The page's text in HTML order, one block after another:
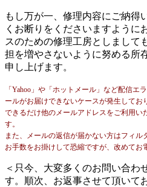
もし万が一、修理内容にご納得
くお断りをくださいますように
スのための修理工房としまして
担を増やさないように努める所
申し上げます。
「Yahoo」や「ホットメール」など配信エ
ールがお届けできないケースが発生してお
できるだけ他のメールアドレスをご利用い
す。
また、メールの返信が届かない方はフィル
お手数をお掛けして恐縮ですが、改めてお
＜只今、大変多くのお問い合わ
す。順次、お返事させて頂いて